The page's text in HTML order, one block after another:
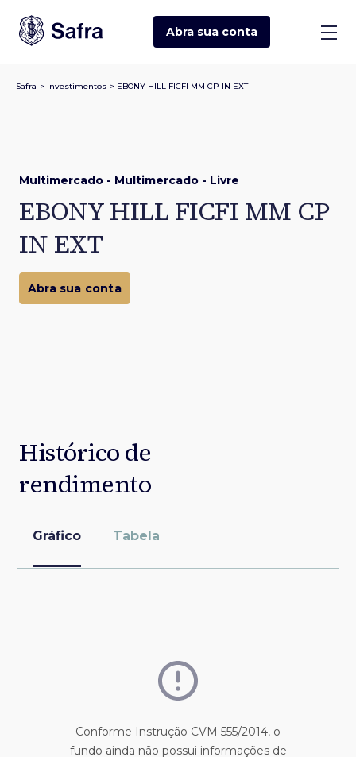
Abra sua conta
Safra > Investimentos > EBONY HILL FICFI MM CP IN EXT
Multimercado - Multimercado - Livre
EBONY HILL FICFI MM CP
IN EXT
Abra sua conta
Histórico de
rendimento
Gráfico Tabela
Conforme Instrução CVM 555/2014, o
fundo ainda não possui informações de